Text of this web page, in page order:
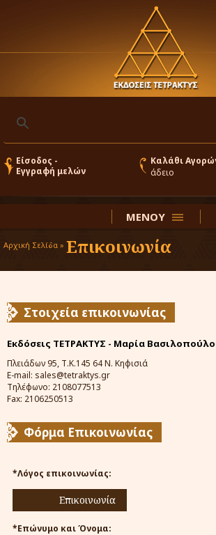
Είσοδος -
Εγγραφή μελών
Καλάθι
άδειο
ΜΕΝΟΥ
Αρχική Σελίδα » Επικοινωνία
Στοιχεία επικοινωνίας
Εκδόσεις ΤΕΤΡΑΚΤΥΣ - Μαρία
Πλειάδων 95, Τ.Κ.145 64 Ν. Κηφισιά
E-mail: sales@tetraktys.gr
Τηλέφωνο: 2108077513
Fax: 2106250513
Φόρμα Επικοινωνίας
*Λόγος επικοινωνίας:
Επικοινωνία
*Επώνυμο και Όνομα: